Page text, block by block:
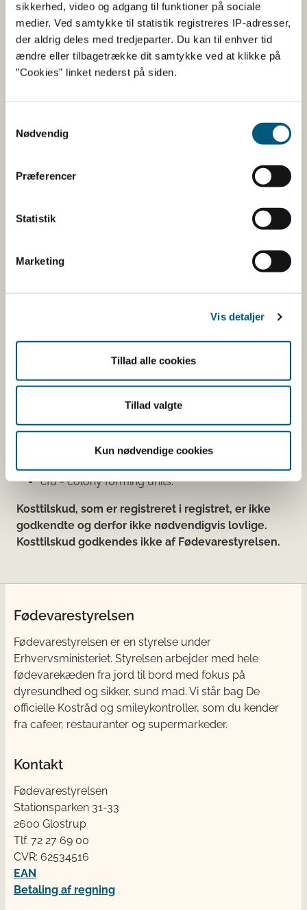
sikkerhed, video og adgang til funktioner på sociale
medier. Ved samtykke til statistik registreres IP-adresser,
der aldrig deles med tredjeparter. Du kan til enhver tid
ændre eller tilbagetrække dit samtykke ved at klikke på
”Cookies” linket nederst på siden.
Nødvendig
Præferencer
Statistik
Marketing
Vis detaljer
Tillad alle cookies
Tillad valgte
Kun nødvendige cookies
Her kan du bl.a. se, hvilke indholdsstoffer produktet
indeholder, og i hvilke mængder:
Vitaminer og mineraler.
Andre stoffer end vitaminer og
Tilsætningsstoffer og aromaer.
Du kan som forbruger læse mere om kosttilskud
Du kan også finde kontaktoplysninger på den
klikker på virksomhedens navn, kan du se
kontrolrapporter.
Den fødevareafdeling, der fører tilsyn med
Se fødevareafdelingernes adresser
Mængdeangivelser:
mcg eller μg eller ug = mikrogram;
cfu = colony forming units.
Kosttilskud, som er registreret i registret, er ikke
godkendte og derfor ikke nødvendigvis lovlige.
Kosttilskud godkendes ikke af Fødevarestyrelsen.
Fødevarestyrelsen
Fødevarestyrelsen er en styrelse under
Erhvervsministeriet. Styrelsen arbejder med hele
fødevarekæden fra jord til bord med fokus på
dyresundhed og sikker, sund mad. Vi står bag De
officielle Kostråd og smileykontroller, som du kender
fra cafeer, restauranter og supermarkeder.
Kontakt
Fødevarestyrelsen
Stationsparken 31-33
2600 Glostrup
Tlf. 72 2​​​7 69 00
CVR: 62534516
EAN
Betaling af regning